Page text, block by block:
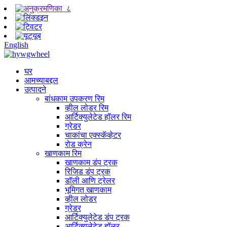
English
घर
आमच्याबद्दल
उत्पादने
बांधकाम उपकरण रिम
व्हील लोडर रिम
आर्टिक्युलेटेड हॉलर रिम
ग्रेडर
चाकांचा एक्स्कॅव्हेटर
रोड क्रेन
खाणकाम रिम
खाणकाम डंप ट्रक
रिजिड डंप ट्रक
डॉली आणि ट्रेलर
भूमिगत खाणकाम
व्हील लोडर
ग्रेडर
आर्टिक्युलेटेड डंप ट्रक